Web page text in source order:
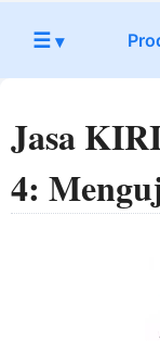
☰▾
Jasa
4: